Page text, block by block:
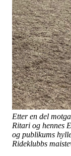
Etter en del
Ritari og hennes
og publikums
Rideklubbs